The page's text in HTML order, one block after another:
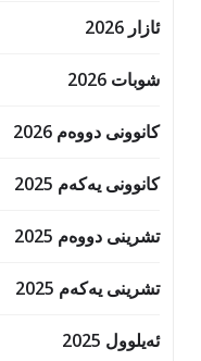
ئازار 2026
شوبات 2026
کانوونی دووەم 2026
کانوونی یەکەم 2025
تشرینی دووەم 2025
تشرینی یەکەم 2025
ئەیلوول 2025